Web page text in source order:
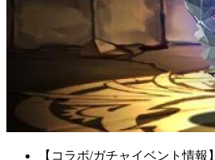
【コラボ/ガチャイベント情報】